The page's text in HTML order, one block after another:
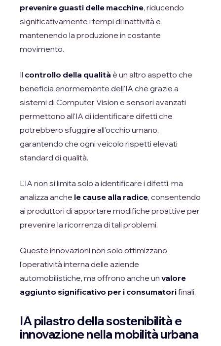
prevenire guasti delle macchine, riducendo
significativamente i tempi di inattività e
mantenendo la produzione in costante
movimento.
Il controllo della qualità è un altro aspetto che
beneficia enormemente dell'IA che grazie a
sistemi di Computer Vision e sensori avanzati
permettono all'IA di identificare difetti che
potrebbero sfuggire all'occhio umano,
garantendo che ogni veicolo rispetti elevati
standard di qualità.
L'IA non si limita solo a identificare i difetti, ma
analizza anche le cause alla radice, consentendo
ai produttori di apportare modifiche proattive per
prevenire la ricorrenza di tali problemi.
Queste innovazioni non solo ottimizzano
l'operatività interna delle aziende
automobilistiche, ma offrono anche un valore
aggiunto significativo per i consumatorifinali.
IA pilastro della sostenibilità e
innovazione nella mobilità urbana